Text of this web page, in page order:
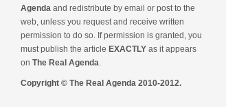
Agenda and redistribute by email or post to the
web, unless you request and receive written
permission to do so. If permission is granted, you
must publish the article EXACTLY as it appears
on The Real Agenda.
Copyright © The Real Agenda 2010-2012.